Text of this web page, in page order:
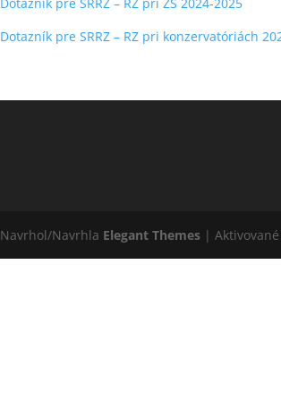
Dotazník pre SRRZ – RZ pri konzervatóriách
Navrhol/Navrhla Elegant Themes |